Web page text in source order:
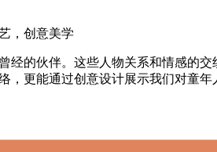
，创意美学
经的伙伴。这些人物关系和情感的交
，更能通过创意设计展示我们对童